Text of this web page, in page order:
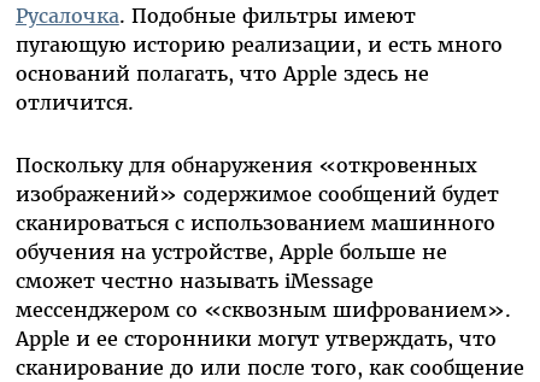
Русалочка. Подобные фильтры имеют
пугающую историю реализации, и есть много
оснований полагать, что Apple здесь не
отличится.
Поскольку для обнаружения «откровенных
изображений» содержимое сообщений будет
сканироваться с использованием машинного
обучения на устройстве, Apple больше не
сможет честно называть iMessage
мессенджером со «сквозным шифрованием».
Apple и ее сторонники могут утверждать, что
сканирование до или после того, как сообщение